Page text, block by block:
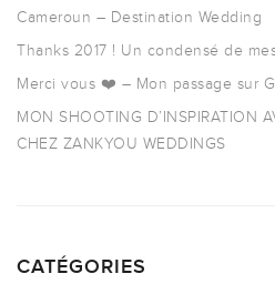
Cameroun – Destination Wedding
Thanks 2017 ! Un condensé de
Merci vous ❤️ – Mon passage sur
MON SHOOTING D’INSPIRATION
CHEZ ZANKYOU WEDDINGS
CATÉGORIES